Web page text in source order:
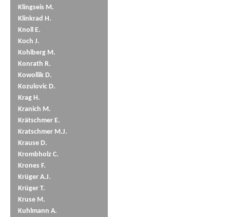
Klingseis M.
Klinkrad H.
Knoll E.
Koch J.
Kohlberg M.
Konrath R.
Kowollik D.
Kozulovic D.
Krag H.
Kranich M.
Krätschmer E.
Kratschmer M.J.
Krause D.
Krombholz C.
Krones F.
Krüger A.J.
Krüger T.
Kruse M.
Kuhlmann A.